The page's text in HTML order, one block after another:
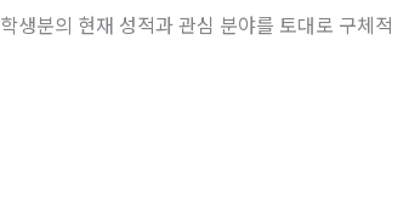
학생분의 현재 성적과 관심 분야를 토대로 구체적